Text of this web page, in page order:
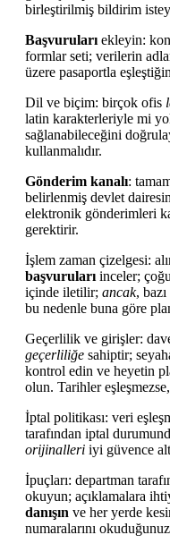
birleştirilmiş bildirim
Başvuruları ekleyin:
formlar seti; verilerin
üzere pasaportla
Dil ve biçim: birçok ofis
latin karakterleriyle mi
sağlanabileceğini
kullanmalıdır.
Gönderim kanalı:
belirlenmiş devlet
elektronik gönderimleri
gerektirir.
İşlem zaman çizelgesi:
başvuruları inceler;
içinde iletilir; ancak,
bu nedenle buna göre
Geçerlilik ve girişler:
geçerliliğe sahiptir;
kontrol edin ve heyetin
olun. Tarihler
İptal politikası: veri
tarafından iptal
orijinalleri iyi güvence
İpuçları: departman
okuyun; açıklamalara
danışın ve her yerde
numaralarını